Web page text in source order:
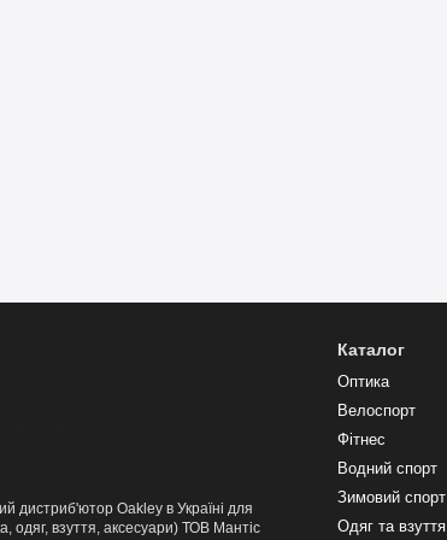
дистриб'ютор Oakley в Україні для
одяг, взуття, аксесуари) ТОВ Мантіс
Каталог
Оптика
Велоспорт
Фітнес
Водний спорт
Зимовий спорт
Одяг та взуття